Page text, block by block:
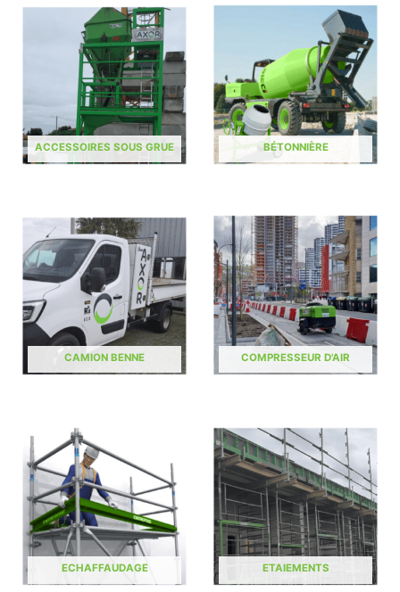
ACCESSOIRES SOUS GRUE BÉTONNIÈRE
CAMION BENNE COMPRESSEUR D'AIR
ECHAFFAUDAGE ETAIEMENTS